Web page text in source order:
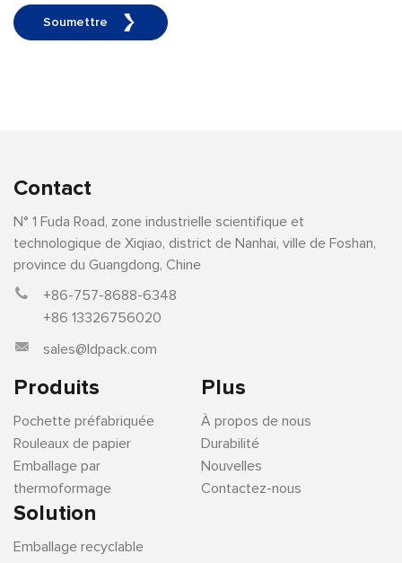
Soumettre
Contact
N° 1 Fuda Road, zone industrielle scientifique et
technologique de Xiqiao, district de Nanhai, ville de Foshan,
province du Guangdong, Chine
+86-757-8688-6348
+86 13326756020
sales@ldpack.com
Produits
Pochette préfabriquée
Rouleaux de papier
Emballage par
thermoformage
Solution
Emballage recyclable
Plus
À propos de nous
Durabilité
Nouvelles
Contactez-nous